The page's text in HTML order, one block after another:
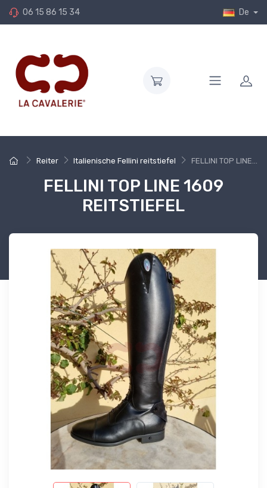
06 15 86 15 34 De
Reiter Italienische Fellini reitstiefel FELLINI TOP LINE...
FELLINI TOP LINE 1609
REITSTIEFEL